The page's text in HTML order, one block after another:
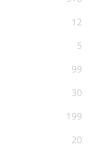
12
5
99
30
199
20